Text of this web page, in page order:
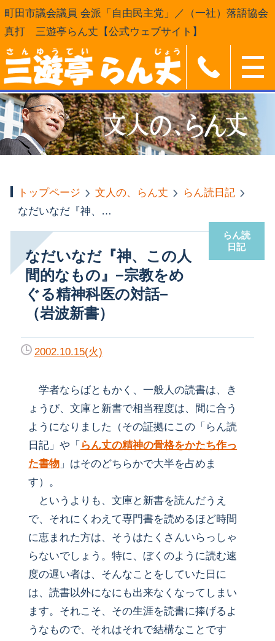
町田市議会議員 会派「自由民主党」／（一社）落語協会
真打 三遊亭らん丈【公式ウェブサイト】
トップページ 文人の、らん丈
らん読日記
なだいなだ『神、この人間的なもの』−宗教をめぐる精神科医の対話−（岩波新書）
なだいなだ『神、この人
間的なもの』−宗教をめ
ぐる精神科医の対話−
（岩波新書）
らん読
日記
2002.10.15(火)
学者ならばともかく、一般人の読書は、き
ょうび、文庫と新書で相当程度は、間に合う
ようになりました（その証拠にこの「らん読
日記」や「 らん丈の精神の骨格をかたち作っ
た書物」はそのどちらかで大半を占めま
す）。
というよりも、文庫と新書を読んだうえ
で、それにくわえて専門書を読めるほど時間
に恵まれた方は、そうはたくさんいらっしゃ
らないでしょう。特に、ぼくのように読む速
度の遅い者は、そんなことをしていた日に
は、読書以外になにも出来なくなってしまい
ます。それこそ、その生涯を読書に捧げるよ
うなもので、それはそれで結構なことです